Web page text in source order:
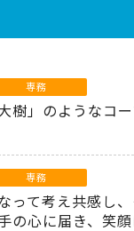
専務
樹」のようなコ
専務
って考え共感し
の心に届き、笑